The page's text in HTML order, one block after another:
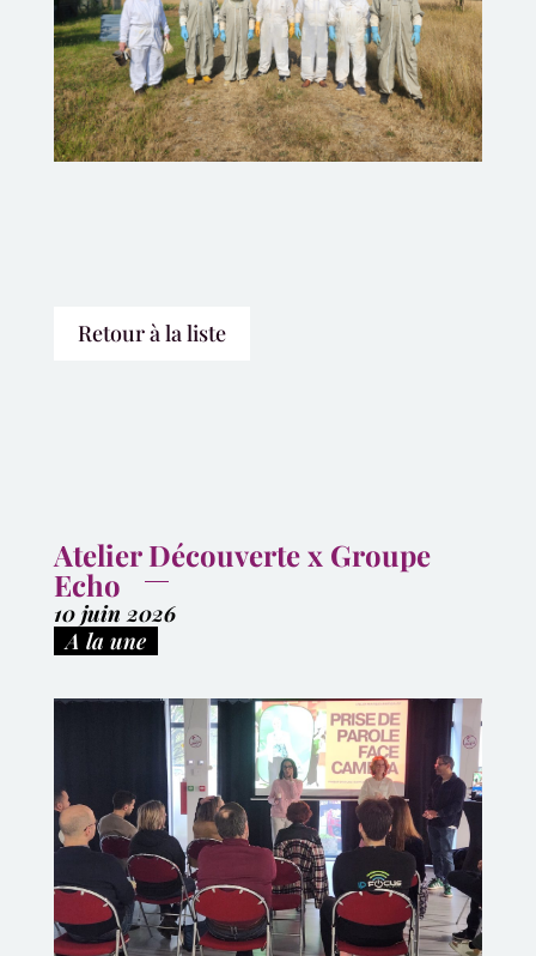
Retour à la liste
Atelier Découverte x Groupe
Echo
10 juin 2026
|A la une